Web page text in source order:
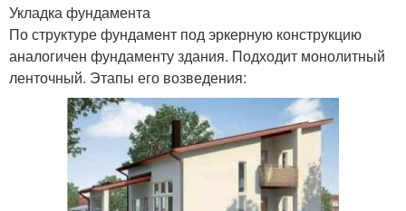
Укладка фундамента
По структуре фундамент под эркерную конструкцию
аналогичен фундаменту здания. Подходит монолитный
ленточный. Этапы его возведения: